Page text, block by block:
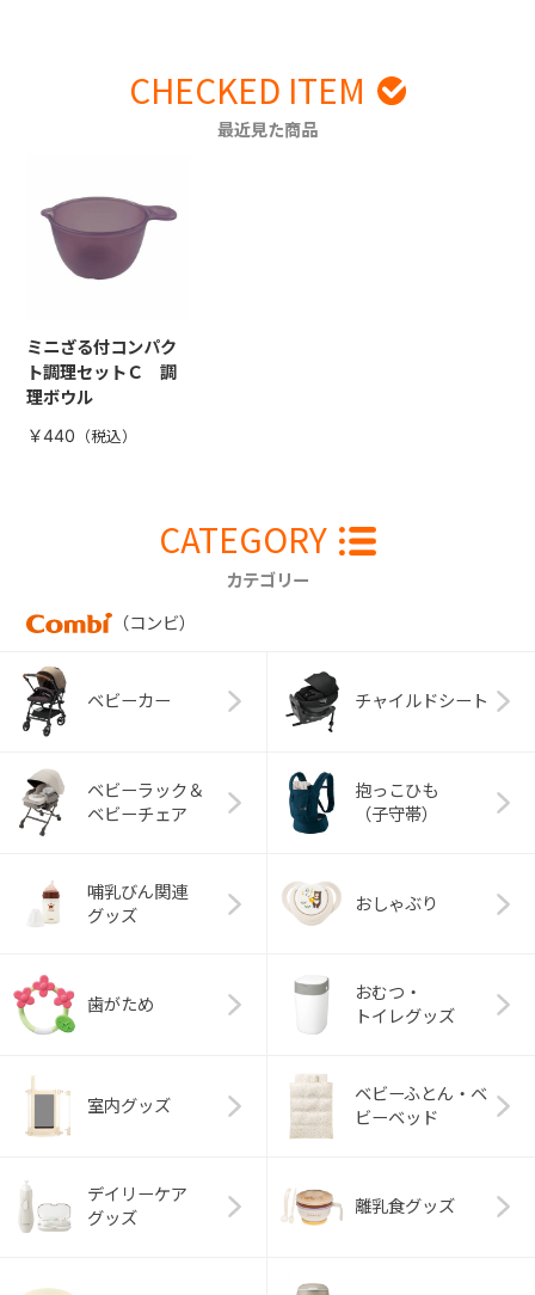
CHECKED ITEM
最近見た商品
ミニざる付コンパク
ト調理セットＣ 調
理ボウル
￥440
CATEGORY
カテゴリー
（コンビ）
ベビーカー チャイルドシート
ベビーラック＆
ベビーチェア
抱っこひも
（子守帯）
哺乳びん関連
グッズ
おしゃぶり
歯がため
おむつ・
トイレグッズ
室内グッズ
ベビーふとん・ベ
ビーベッド
デイリーケア
グッズ
離乳食グッズ